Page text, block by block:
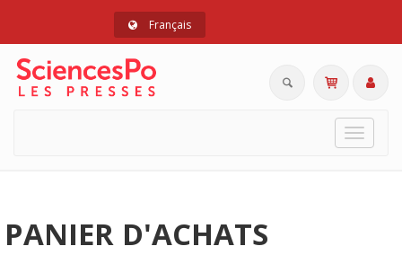
Français
Toggle
PANIER D'ACHATS